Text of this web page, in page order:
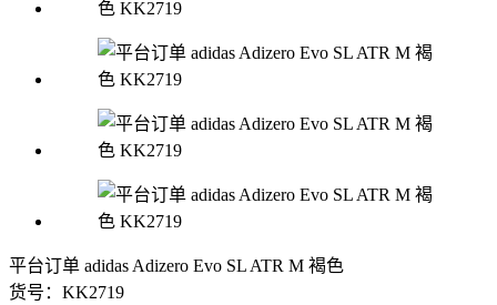
平台订单 adidas Adizero Evo SL ATR M 褐色
货号：KK2719